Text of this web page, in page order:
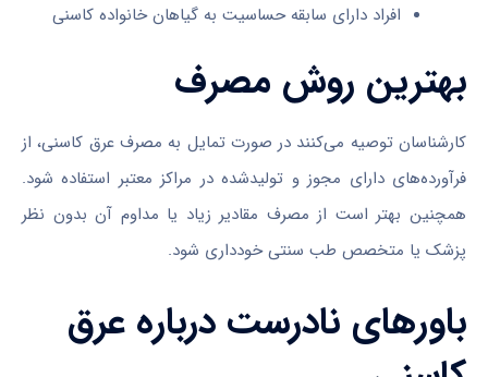
افراد دارای سابقه حساسیت به گیاهان خانواده کاسنی
بهترین روش مصرف
کارشناسان توصیه می‌کنند در صورت تمایل به مصرف عرق کاسنی، از
فرآورده‌های دارای مجوز و تولیدشده در مراکز معتبر استفاده شود.
همچنین بهتر است از مصرف مقادیر زیاد یا مداوم آن بدون نظر
پزشک یا متخصص طب سنتی خودداری شود.
باورهای نادرست درباره عرق